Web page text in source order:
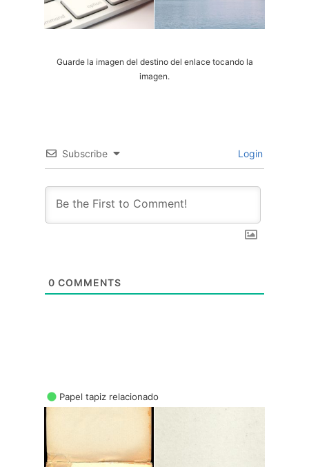
Guarde la imagen del destino del enlace tocando la
imagen.
Subscribe Login
0 COMMENTS
Papel tapiz relacionado